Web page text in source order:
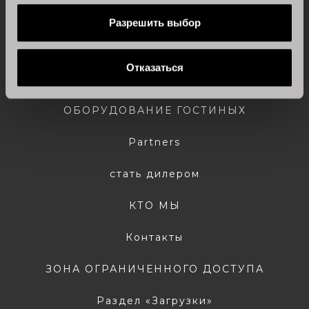
Разрешить выбор
Отказаться
Современные кухни
ОБОРУДОВАНИЕ ГОСТИНЫХ
Partners
стать дилером
КТО МЫ
Контакты
ЗОНА ОГРАНИЧЕННОГО ДОСТУПА
Раздел «Загрузки»